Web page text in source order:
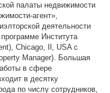
палаты недвижимости
агент»,
деятельности
Института
Chicago, Il, USA с
Manager). Большая
в сфере
в десятку
по числу сотрудников,